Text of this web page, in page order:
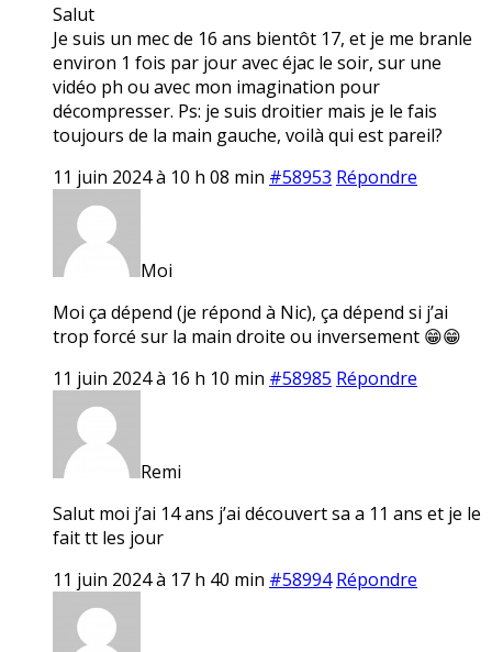
Salut
Je suis un mec de 16 ans bientôt 17, et je me branle
environ 1 fois par jour avec éjac le soir, sur une
vidéo ph ou avec mon imagination pour
décompresser. Ps: je suis droitier mais je le fais
toujours de la main gauche, voilà qui est pareil?
11 juin 2024 à 10 h 08 min #58953 Répondre
Moi
Moi ça dépend (je répond à Nic), ça dépend si j’ai
trop forcé sur la main droite ou inversement 😁😁
11 juin 2024 à 16 h 10 min #58985 Répondre
Remi
Salut moi j’ai 14 ans j’ai découvert sa a 11 ans et je le
fait tt les jour
11 juin 2024 à 17 h 40 min #58994 Répondre